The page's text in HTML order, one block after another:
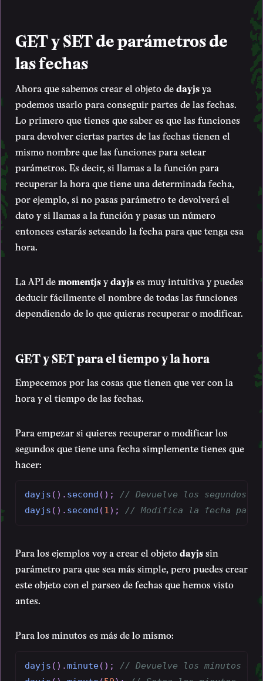
GET y SET de parámetros de
las fechas
Ahora que sabemos crear el objeto dedayjsya
podemos usarlo para conseguir partes de las fechas.
Lo primero que tienes que saber es que las funciones
para devolver ciertas partes de las fechas tienen el
mismo nombre que las funciones para setear
parámetros. Es decir, si llamas a la función para
recuperar la hora que tiene una determinada fecha,
por ejemplo, si no pasas parámetro te devolverá el
dato y si llamas a la función y pasas un número
entonces estarás seteando la fecha para que tenga esa
hora.
La API demomentjsydayjses muy intuitiva y puedes
deducir fácilmente el nombre de todas las funciones
dependiendo de lo que quieras recuperar o modificar.
GET y SET para el tiempo y la hora
Empecemos por las cosas que tienen que ver con la
hora y el tiempo de las fechas.
Para empezar si quieres recuperar o modificar los
segundos que tiene una fecha simplemente tienes que
hacer:
dayjs ( ) . second ( ) ;
// Devuelve los segundos
dayjs ( ) . second (1) ; // Modifica la fecha para
Para los ejemplos voy a crear el objetodayjssin
parámetro para que sea más simple, pero puedes crear
este objeto con el parseo de fechas que hemos visto
antes.
Para los minutos es más de lo mismo:
dayjs ( ) .minute( ) ;
// Devuelve los minutos de